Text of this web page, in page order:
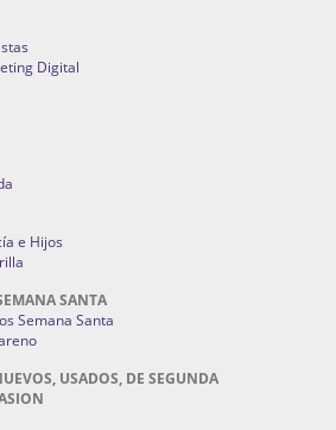
Digital
e Hijos
SANTA
Semana Santa
USADOS, DE SEGUNDA